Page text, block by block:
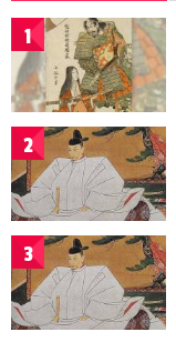
1
2
3